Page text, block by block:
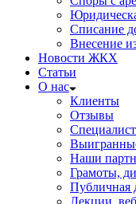
Списание
Внесение
Новости ЖКХ
Статьи
О нас
Клиенты
Отзывы
Наши
Грамоты,
Публичная
Лекции,